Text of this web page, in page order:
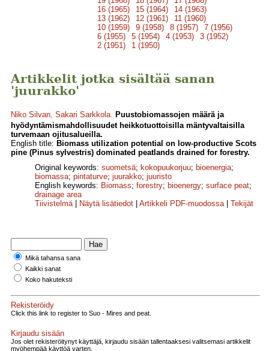
16 (1965)
15 (1964)
14 (1963)
13 (1962)
12 (1961)
11 (1960)
10 (1959)
9 (1958) 8 (1957)
7 (1956)
6 (1955)
5 (1954) 4 (1953)
3 (1952)
2 (1951)
1 (1950)
Artikkelit jotka sisältää sanan
'juurakko'
Niko Silvan, Sakari Sarkkola. Puustobiomassojen määrä ja
hyödyntämismahdollisuudet heikkotuottoisilla mäntyvaltaisilla
turvemaan ojitusalueilla.
English title: Biomass utilization potential on low-productive Scots
pine (Pinus sylvestris) dominated peatlands drained for forestry.
Original keywords: suometsä; kokopuukorjuu; bioenergia;
biomassa; pintaturve; juurakko; juuristo
English keywords: Biomass; forestry; bioenergy; surface peat;
drainage area
Tiivistelmä| Näytä lisätiedot Artikkeli PDF-muodossa| Tekijät
Mikä tahansa sana
Kaikki sanat
Koko hakuteksti
Rekisteröidy
Click this link to register to Suo - Mires and peat.
Kirjaudu sisään
Jos olet rekisteröitynyt käyttäjä, kirjaudu sisään tallentaaksesi valitsemasi artikkelit
myöhempää käyttöä varten.